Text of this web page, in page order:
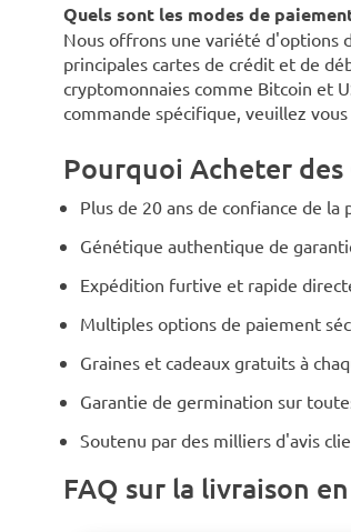
Quels sont les modes de
Nous offrons une variété d'options
principales cartes de crédit et de
cryptomonnaies comme Bitcoin et
commande spécifique, veuillez
Pourquoi Acheter des
Plus de 20 ans de confiance de
Génétique authentique de
Expédition furtive et rapide
Multiples options de paiement
Graines et cadeaux gratuits à
Garantie de germination sur
Soutenu par des milliers d'avis
FAQ sur la livraison